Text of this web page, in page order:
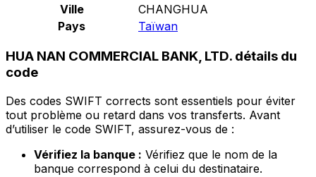
Ville
CHANGHUA
Pays
Taïwan
HUA NAN COMMERCIAL BANK, LTD. détails du
code
Des codes SWIFT corrects sont essentiels pour éviter
tout problème ou retard dans vos transferts. Avant
d’utiliser le code SWIFT, assurez-vous de :
Vérifiez la banque : Vérifiez que le nom de la
banque correspond à celui du destinataire.